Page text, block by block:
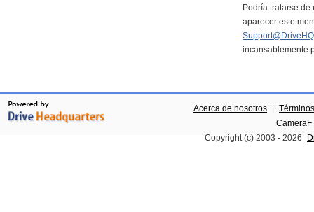
Podría tratarse
aparecer este
incansablemente
Acerca de nosotros
Copyright (c) 2003 - 2026